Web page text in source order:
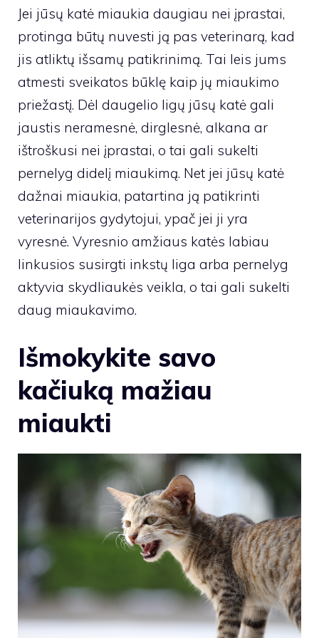
Jei jūsų katė miaukia daugiau nei įprastai,
protinga būtų nuvesti ją pas veterinarą, kad
jis atliktų išsamų patikrinimą. Tai leis jums
atmesti sveikatos būklę kaip jų miaukimo
priežastį. Dėl daugelio ligų jūsų katė gali
jaustis neramesnė, dirglesnė, alkana ar
ištroškusi nei įprastai, o tai gali sukelti
pernelyg didelį miaukimą. Net jei jūsų katė
dažnai miaukia, patartina ją patikrinti
veterinarijos gydytojui, ypač jei ji yra
vyresnė. Vyresnio amžiaus katės labiau
linkusios susirgti inkstų liga arba pernelyg
aktyvia skydliaukės veikla, o tai gali sukelti
daug miaukavimo.
Išmokykite savo
kačiuką mažiau
miaukti